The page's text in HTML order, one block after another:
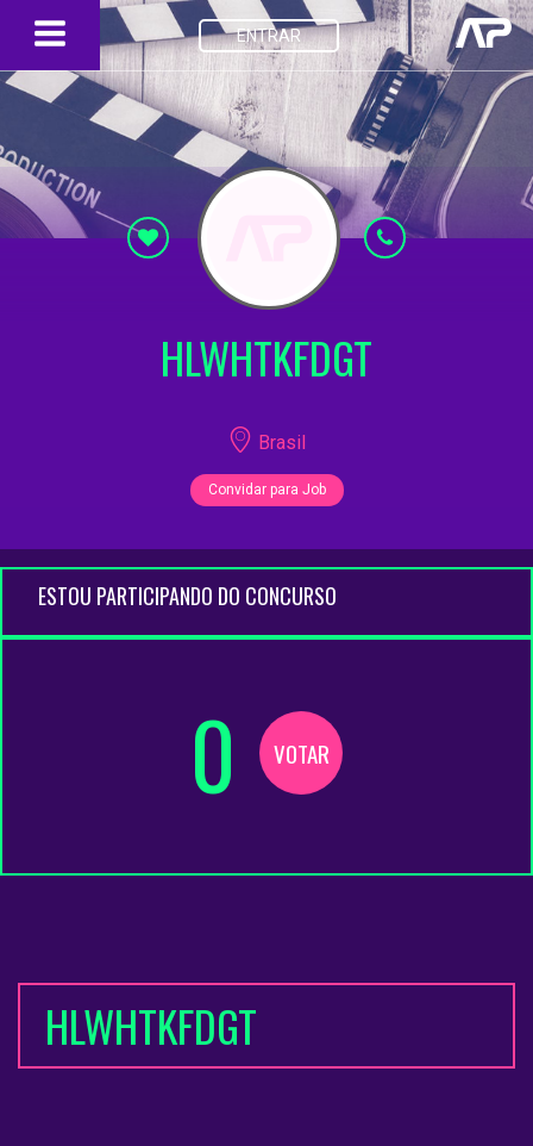
ENTRAR
HLWHTKFDGT
Brasil
Convidar para Job
ESTOU PARTICIPANDO DO CONCURSO
0 VOTAR
HLWHTKFDGT